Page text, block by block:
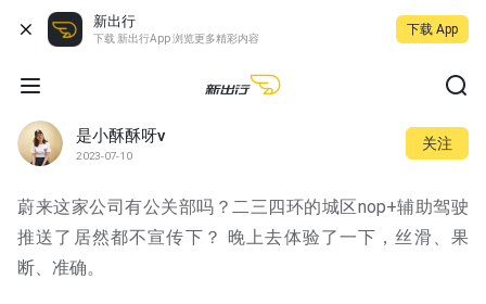
新出行
下载 新出行App 浏览更多精彩内容
下载 App
是小酥酥呀v
2023-07-10
关注
蔚来这家公司有公关部吗？二三四环的城区nop+辅助驾驶
推送了居然都不宣传下？ 晚上去体验了一下，丝滑、果
断、准确。